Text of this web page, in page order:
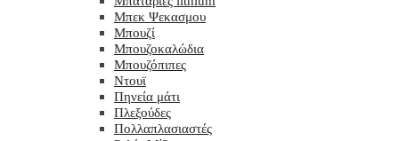
Μπεκ Ψεκασμου
Μπουζί
Μπουζοκαλώδια
Μπουζόπιπες
Ντουϊ
Πηνεία μάτι
Πλεξούδες
Πολλαπλασιαστές